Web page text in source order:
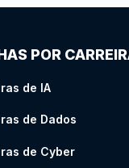
POR
de IA
de Dados
de Cyber